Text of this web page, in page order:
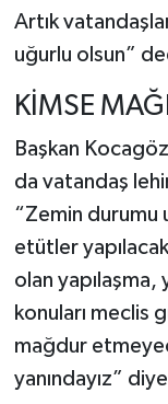
Artık
uğurlu olsun”
KİMSE
Başkan
da vatandaş
“Zemin
etütler
olan yapılaşma,
konuları meclis
mağdur
yanındayız”